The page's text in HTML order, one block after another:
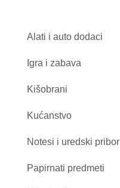
Alati i auto dodaci
Igra i zabava
Kišobrani
Kućanstvo
Notesi i uredski pribor
Papirnati predmeti